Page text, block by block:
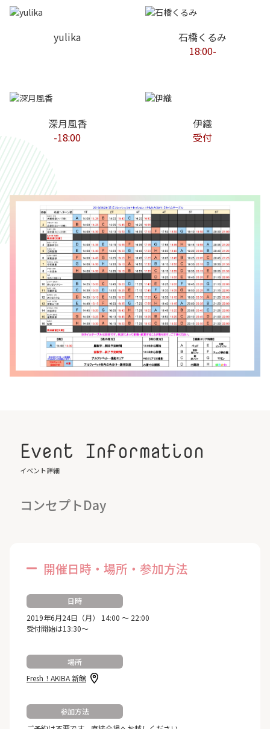
yulika
石橋くるみ
18:00-
深月風香
-18:00
伊織
受付
Event Information
イベント詳細
コンセプトDay
開催日時・場所・参加方法
日時
2019年6月24日（月） 14:00 ～ 22:00
受付開始は13:30～
場所
Fresh！AKIBA 新館
参加方法